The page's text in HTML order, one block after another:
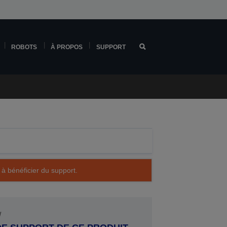
ROBOTS À PROPOS SUPPORT
bénéficier du support.